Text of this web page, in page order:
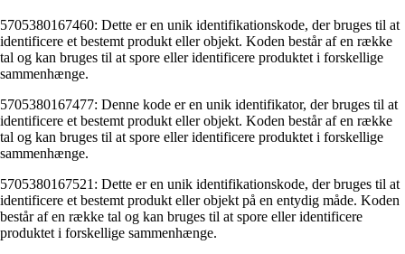
5705380167460: Dette er en unik identifikationskode, der bruges til at
identificere et bestemt produkt eller objekt. Koden består af en række
tal og kan bruges til at spore eller identificere produktet i forskellige
sammenhænge.
5705380167477: Denne kode er en unik identifikator, der bruges til at
identificere et bestemt produkt eller objekt. Koden består af en række
tal og kan bruges til at spore eller identificere produktet i forskellige
sammenhænge.
5705380167521: Dette er en unik identifikationskode, der bruges til at
identificere et bestemt produkt eller objekt på en entydig måde. Koden
består af en række tal og kan bruges til at spore eller identificere
produktet i forskellige sammenhænge.